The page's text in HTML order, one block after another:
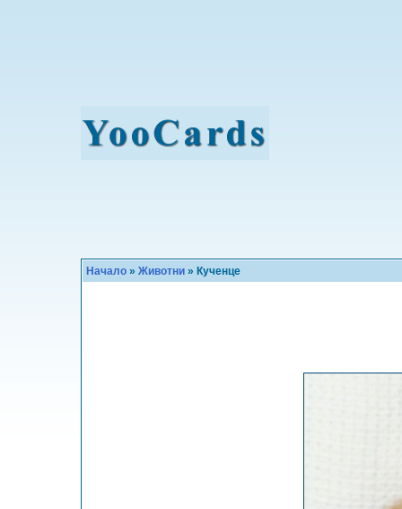
Начало » Животни » Кученце